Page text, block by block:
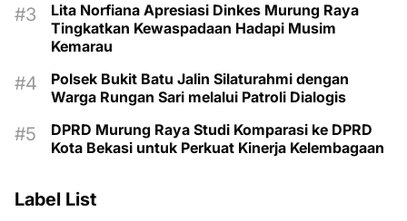
Lita Norfiana Apresiasi Dinkes Murung Raya
Tingkatkan Kewaspadaan Hadapi Musim
Kemarau
Polsek Bukit Batu Jalin Silaturahmi dengan
Warga Rungan Sari melalui Patroli Dialogis
DPRD Murung Raya Studi Komparasi ke DPRD
Kota Bekasi untuk Perkuat Kinerja Kelembagaan
Label List